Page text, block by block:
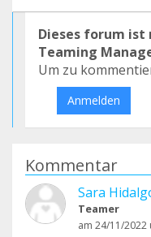
Dieses forum ist
Teaming
Um zu
Anmelden
Kommentar
Sara
Teamer
am 24/11/2022